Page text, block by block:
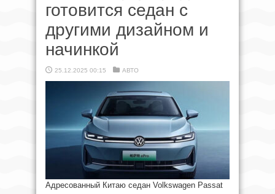
готовится седан с
другими дизайном и
начинкой
25.12.2025 00:15 АВТО
Адресованный Китаю седан Volkswagen Passat